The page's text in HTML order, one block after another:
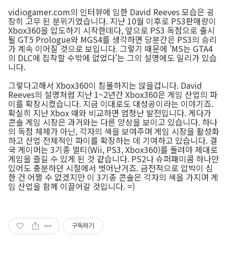
vidiogamer.com의 인터뷰에 임한 David Reeves 모습은 굉
장히 고무 된 분위기였습니다. 지난 10월 이후로 PS3판매량이
Xbox360을 압도하기 시작한데다, 앞으로 PS3 독점으로 출시
될 GT5 Prologue와 MGS4를 생각하면 당분간은 PS3의 승리
가 계속 이어질 것으로 보입니다. 그렇기 때문에 'MS는 GTA4
의 DLC에 집착할 수밖에 없었다'는 그의 설명에도 일리가 있습
니다.
그렇다고해서 Xbox360이 침몰하지는 않을겁니다. David
Reeves의 설명처럼 지난 1~2년간 Xbox360은 게임 산업의 파
이를 확장시켰습니다. 지금 이대로도 대성공이라는 이야기죠.
확실히 지난 Xbox 때와 비교하면 엄청난 발전입니다. 게다가
콘솔 게임 시장은 과거와는 다른 양상을 보이고 있습니다. 하나
의 독점 체제가 아닌, 각자의 색을 보여주며 게임 시장을 활성화
하고 산업 전체적인 파이를 확장하는 데 기여하고 있습니다. 결
국 게이머는 3기종 멀티(Wii, PS3, Xbox360)를 돌려야 제대로
게임을 즐길 수 있게 된 것 같습니다. PS2나 슈퍼패미콤 하나만
있어도 충분하던 시절에서 벗어난거죠. 금전적으로 압박이 심
한 건 어쩔 수 없겠지만 이 3기종 콘솔은 각자의 색을 가지며 게
임 산업을 함께 이끌어갈 것입니다. =)
구독하기